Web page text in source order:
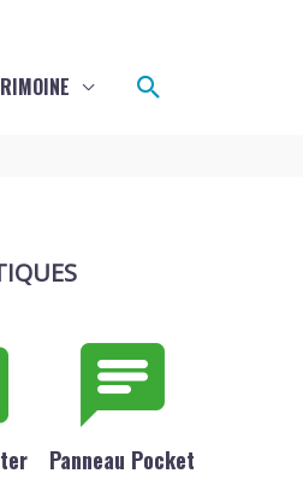
Rechercher
Panneau Pocket